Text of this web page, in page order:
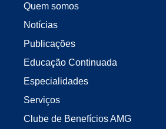
Quem somos
Notícias
Publicações
Educação Continuada
Especialidades
Serviços
Clube de Benefícios AMG